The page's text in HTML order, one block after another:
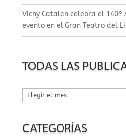
Vichy Catalan celebra el 140º
evento en el Gran Teatro del
TODAS LAS
Todas
las
CATEGORÍAS